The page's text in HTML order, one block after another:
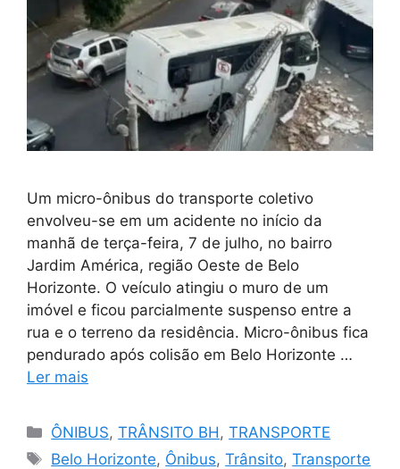
Um micro-ônibus do transporte coletivo
envolveu-se em um acidente no início da
manhã de terça-feira, 7 de julho, no bairro
Jardim América, região Oeste de Belo
Horizonte. O veículo atingiu o muro de um
imóvel e ficou parcialmente suspenso entre a
rua e o terreno da residência. Micro-ônibus fica
pendurado após colisão em Belo Horizonte …
Ler mais
Categorias
ÔNIBUS,TRÂNSITO BH ,TRANSPORTE
Tags
Belo Horizonte, Ônibus,Trânsito,Transporte